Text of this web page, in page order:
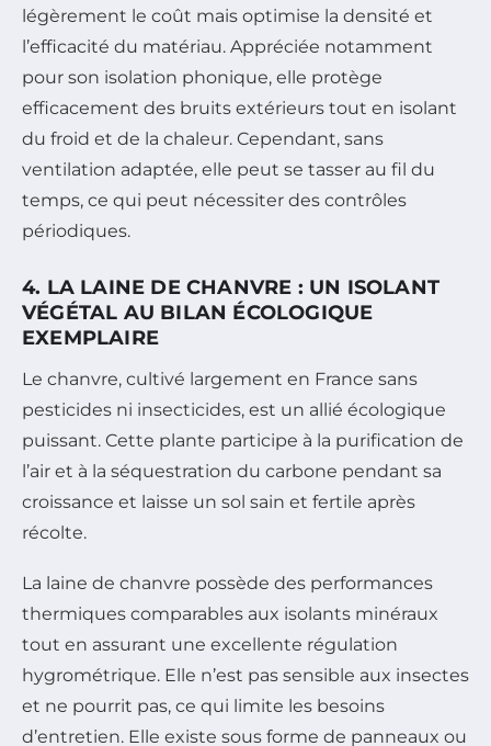
légèrement le coût mais optimise la densité et
l’efficacité du matériau. Appréciée notamment
pour son isolation phonique, elle protège
efficacement des bruits extérieurs tout en isolant
du froid et de la chaleur. Cependant, sans
ventilation adaptée, elle peut se tasser au fil du
temps, ce qui peut nécessiter des contrôles
périodiques.
4. LA LAINE DE CHANVRE : UN ISOLANT
VÉGÉTAL AU BILAN ÉCOLOGIQUE
EXEMPLAIRE
Le chanvre, cultivé largement en France sans
pesticides ni insecticides, est un allié écologique
puissant. Cette plante participe à la purification de
l’air et à la séquestration du carbone pendant sa
croissance et laisse un sol sain et fertile après
récolte.
La laine de chanvre possède des performances
thermiques comparables aux isolants minéraux
tout en assurant une excellente régulation
hygrométrique. Elle n’est pas sensible aux insectes
et ne pourrit pas, ce qui limite les besoins
d’entretien. Elle existe sous forme de panneaux ou